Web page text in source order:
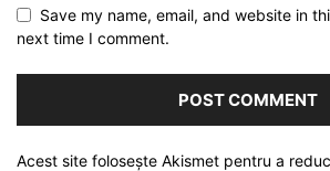
Save my name, email, and website in
next time I comment.
Acest site folosește Akismet pentru a